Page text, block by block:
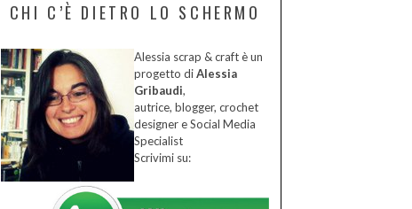
CHI C’È DIETRO LO SCHERMO
Alessia scrap & craft è un
progetto diAlessia
Gribaudi,
autrice, blogger, crochet
designer e Social Media
Specialist
Scrivimi su: